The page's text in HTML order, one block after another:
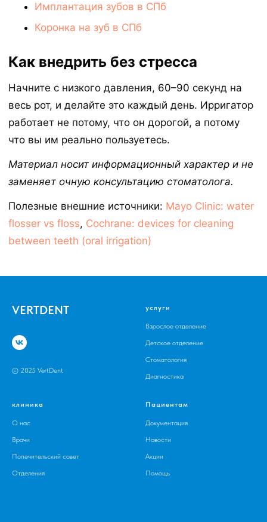
Имплантация зубов в СПб
Коронка на зуб в СПб
Как внедрить без стресса
Начните с низкого давления, 60–90 секунд на
весь рот, и делайте это каждый день. Ирригатор
работает не потому, что он дорогой, а потому
что вы им реально пользуетесь.
Материал носит информационный характер и не
заменяет очную консультацию стоматолога.
Полезные внешние источники: Mayo Clinic: water
flosser vs floss, Cochrane: devices for cleaning
between teeth (oral irrigation)
VERTDENT
© 2025 VertDent
услуги
Взрослое отделение
Детское отделение
Стоматология
Диагностика
клиника
О нас
Врачи
Попечительский совет
Отделения
Пациентам
Документация
Новости
Акции
Помощь